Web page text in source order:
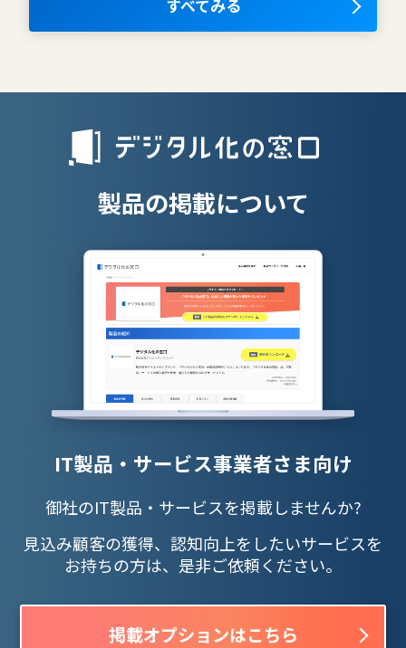
OKRツール
授業支援シス
すべてみる
製品の掲載について
IT製品・サービス事業者さま向け
御社のIT製品・サービスを掲載しませんか?
見込み顧客の獲得、認知向上をしたいサービスを
お持ちの方は、是非ご依頼ください。
掲載オプションはこちら